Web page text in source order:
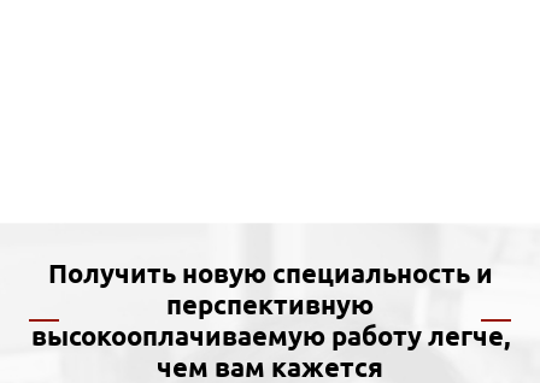
Получить новую специальность и
перспективную
высокооплачиваемую работу легче,
чем вам кажется